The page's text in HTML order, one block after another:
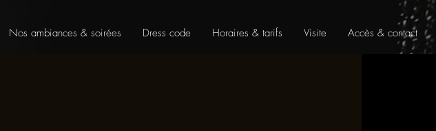
Nos ambiances & soirées Dress code Horaires & tarifs Visite Accès & contact